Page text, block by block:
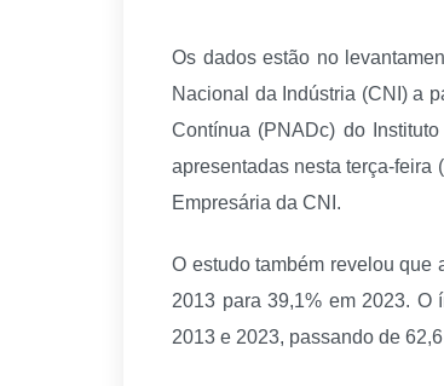
Os dados estão no
Nacional da Indústria (CNI) a
Contínua (PNADc) do
apresentadas nesta terça-feira
Empresária da CNI.
O estudo também revelou que
2013 para 39,1% em 2023. O
2013 e 2023, passando de